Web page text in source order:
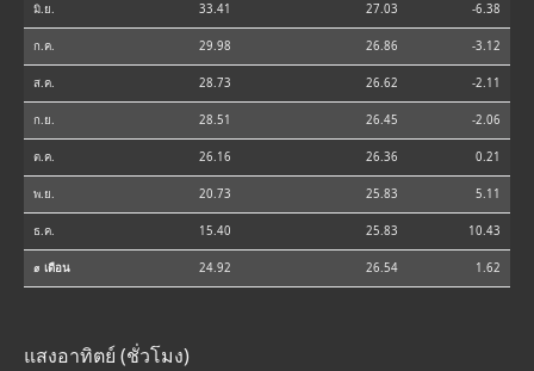
มิ.ย. 33.41 27.03 -6.38
ก.ค. 29.98 26.86 -3.12
ส.ค. 28.73 26.62 -2.11
ก.ย. 28.51 26.45 -2.06
ต.ค. 26.16 26.36 0.21
พ.ย. 20.73 25.83 5.11
ธ.ค. 15.40 25.83 10.43
⌀ เดือน 24.92 26.54 1.62
แสงอาทิตย์ (ชั่วโมง)